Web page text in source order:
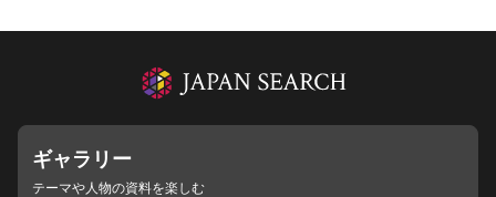
ギャラリー
テーマや人物の資料を楽しむ